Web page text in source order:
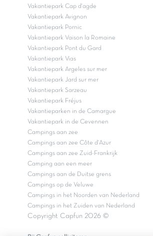
Vakantiepark Cap d'agde
Vakantiepark Avignon
Vakantiepark Pornic
Vakantiepark Vaison la Romaine
Vakantiepark Pont du Gard
Vakantiepark Vias
Vakantiepark Argeles sur mer
Vakantiepark Jard sur mer
Vakantiepark Sarzeau
Vakantiepark Fréjus
Vakantieparken in de Camargue
Vakantiepark in de Cevennen
Campings aan zee
Campings aan zee Côte d'Azur
Campings aan zee Zuid-Frankrijk
Camping aan een meer
Campings aan de Duitse grens
Campings op de Veluwe
Campings in het Noorden van Nederland
Campings in het Zuiden van Nederland
Copyright Capfun 2026 ©